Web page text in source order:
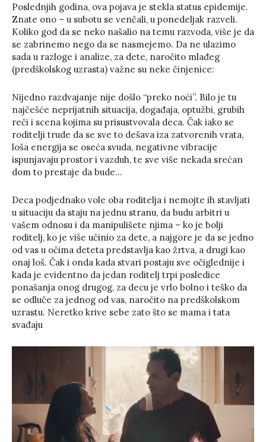
Poslednjih godina, ova pojava je stekla status epidemije.
Znate ono – u subotu se venčali, u ponedeljak razveli.
Koliko god da se neko našalio na temu razvoda, više je da
se zabrinemo nego da se nasmejemo. Da ne ulazimo
sada u razloge i analize, za dete, naročito mlađeg
(predškolskog uzrasta) važne su neke činjenice:
Nijedno razdvajanje nije došlo “preko noći”. Bilo je tu
najčešće neprijatnih situacija, događaja, optužbi, grubih
reči i scena kojima su prisustvovala deca. Čak iako se
roditelji trude da se sve to dešava iza zatvorenih vrata,
loša energija se oseća svuda, negativne vibracije
ispunjavaju prostor i vazduh, te sve više nekada srećan
dom to prestaje da bude…
Deca podjednako vole oba roditelja i nemojte ih stavljati
u situaciju da staju na jednu stranu, da budu arbitri u
vašem odnosu i da manipulišete njima – ko je bolji
roditelj, ko je više učinio za dete, a najgore je da se jedno
od vas u očima deteta predstavlja kao žrtva, a drugi kao
onaj loš. Čak i onda kada stvari postaju sve očiglednije i
kada je evidentno da jedan roditelj trpi posledice
ponašanja onog drugog, za decu je vrlo bolno i teško da
se odluče za jednog od vas, naročito na predškolskom
uzrastu. Neretko krive sebe zato što se mama i tata
svađaju